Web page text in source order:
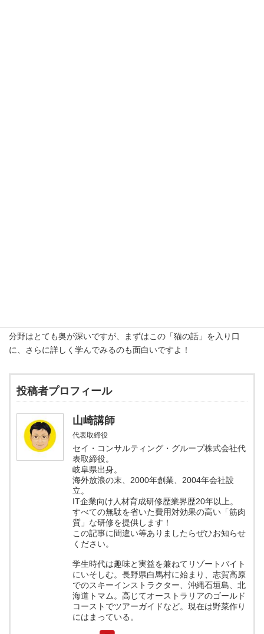
分野はとても奥が深いですが、まずはこの「猫の話」を入り口
に、さらに詳しく学んでみるのも面白いですよ！
投稿者プロフィール
山崎講師
代表取締役
セイ・コンサルティング・グループ株式会社代
表取締役。
岐阜県出身。
海外放浪の末、2000年創業、2004年会社設
立。
IT企業向け人材育成研修歴業界歴20年以上。
すべての無駄を省いた費用対効果の高い「筋肉
質」な研修を提供します！
この記事に間違い等ありましたらぜひお知らせ
ください。
学生時代は趣味と実益を兼ねてリゾートバイト
にいそしむ。長野県白馬村に始まり、志賀高原
でのスキーインストラクター、沖縄石垣島、北
海道トマム。高じてオーストラリアのゴールド
コーストでツアーガイドなど。現在は野菜作り
にはまっている。